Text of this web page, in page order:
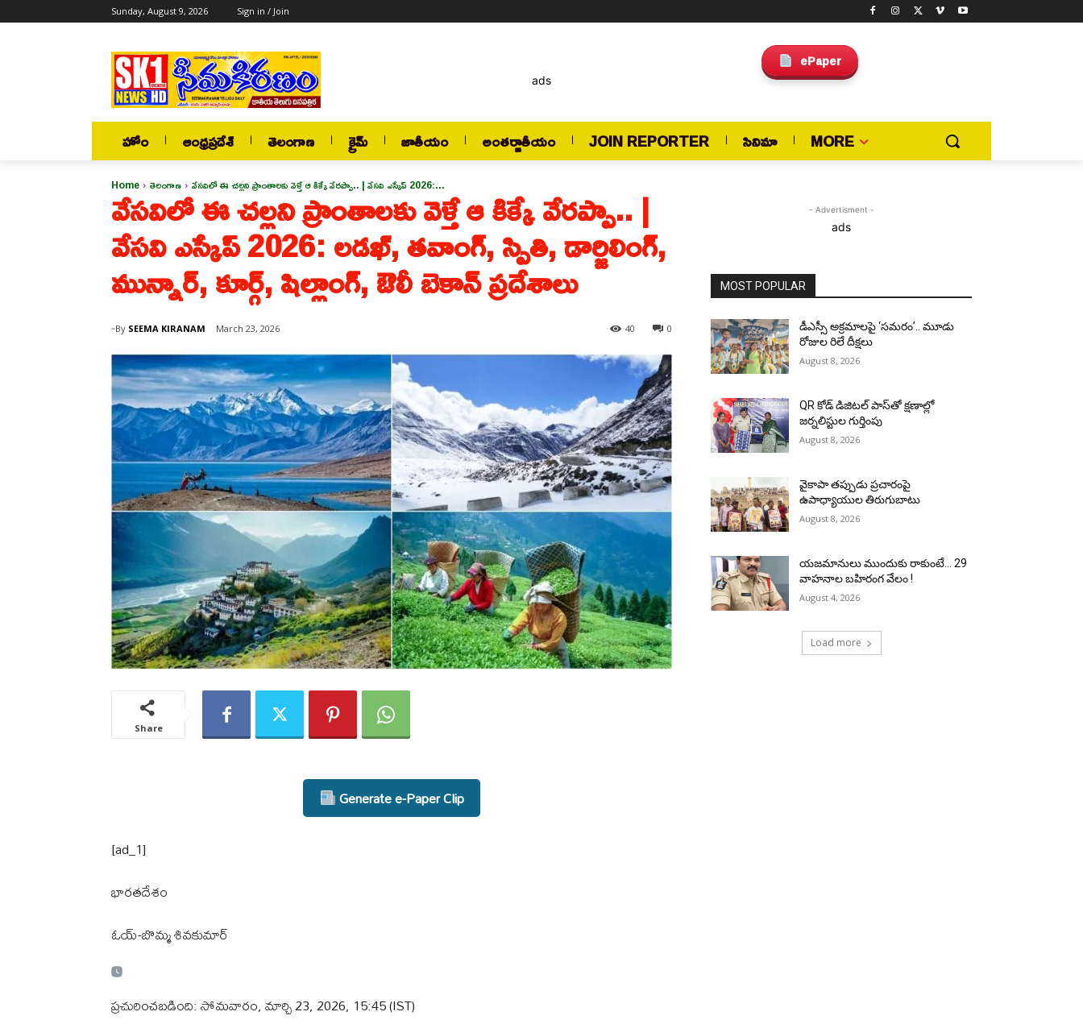
Sunday, August 9, 2026 Sign in / Join
ads
ePaper
హోం ఆంధ్రప్రదేశ్ తెలంగాణ క్రైమ్ జాతీయం అంతర్జాతీయం JOIN REPORTER సినిమా MORE
Home తెలంగాణ వేసవిలో ఈ చల్లని ప్రాంతాలకు వెళ్తే ఆ కిక్కే వేరప్పా.. | వేసవి ఎస్కేప్ 2026:...
వేసవిలో ఈ చల్లని ప్రాంతాలకు వెళ్తే ఆ కిక్కే వేరప్పా.. |
వేసవి ఎస్కేప్ 2026: లడఖ్, తవాంగ్, స్పితి, డార్జిలింగ్,
మున్నార్, కూర్గ్, షిల్లాంగ్, ఔలీ బెకాన్ ప్రదేశాలు
By SEEMA KIRANAM March 23, 2026 0
40
Share
Generate e-Paper Clip
[ad_1]
భారతదేశం
ఓయ్-బొమ్మ శివకుమార్
ప్రచురించబడింది: సోమవారం, మార్చి 23, 2026, 15:45 (IST)
- Advertisment -
ads
MOST POPULAR
డీఎస్సీ అక్రమాలపై ‘సమరం’.. మూడు
రోజుల రిలే దీక్షలు
August 8, 2026
QR కోడ్ డిజిటల్ పాస్‌తో క్షణాల్లో
జర్నలిస్టుల గుర్తింపు
August 8, 2026
వైకాపా తప్పుడు ప్రచారంపై
ఉపాధ్యాయుల తిరుగుబాటు
August 8, 2026
యజమానులు ముందుకు రాకుంటే… 29
వాహనాల బహిరంగ వేలం !
August 4, 2026
Load more